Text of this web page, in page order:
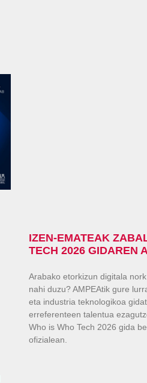
IZEN-EMATEAK
TECH 2026 GIDAREN
Arabako etorkizun digitala
nahi duzu? AMPEAtik gure
eta industria teknologikoa
erreferenteen talentua
Who is Who Tech 2026 gida
ofizialean.